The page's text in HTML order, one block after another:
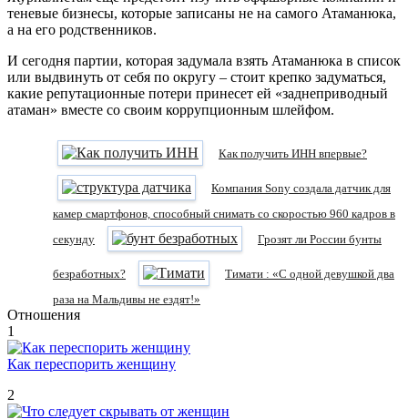
теневые бизнесы, которые записаны не на самого Атаманюка,
а на его родственников.
И сегодня партии, которая задумала взять Атаманюка в список
или выдвинуть от себя по округу – стоит крепко задуматься,
какие репутационные потери принесет ей «заднеприводный
атаман» вместе со своим коррупционным шлейфом.
Как получить ИНН впервые?
Компания Sony создала датчик для
камер смартфонов, способный снимать со скоростью 960 кадров в
секунду
Грозят ли России бунты
безработных?
Тимати : «С одной девушкой два
раза на Мальдивы не ездят!»
Отношения
1
Как переспорить женщину
2